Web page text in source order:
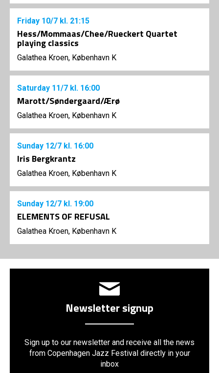
Friday 10/7 kl. 21:15
Hess/Mommaas/Chee/Rueckert Quartet
playing classics
Galathea Kroen, København K
Saturday 11/7 kl. 16:00
Marott/Søndergaard/Ærø
Galathea Kroen, København K
Sunday 12/7 kl. 16:00
Iris Bergkrantz
Galathea Kroen, København K
Sunday 12/7 kl. 19:00
ELEMENTS OF REFUSAL
Galathea Kroen, København K
Newsletter signup
Sign up to our newsletter and receive all the news
from Copenhagen Jazz Festival directly in your
inbox